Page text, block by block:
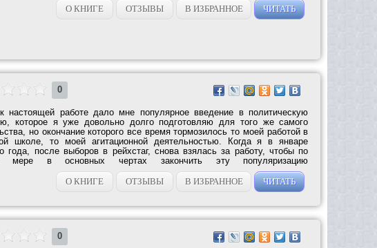
О КНИГЕ
ОТЗЫВЫ В ИЗБРАННОЕ ЧИТАТЬ
0
настоящей работе дало мне популярное введение в политическую
которое я уже довольно долго подготовляю для того же самого
но окончание которого все время тормозилось то моей работой в
школе, то моей агитационной деятельностью. Когда я в январе
года, после выборов в рейхстаг, снова взялась за работу, чтобы по
мере в основных чертах закончить эту популяризацию
О КНИГЕ
ОТЗЫВЫ В ИЗБРАННОЕ ЧИТАТЬ
0